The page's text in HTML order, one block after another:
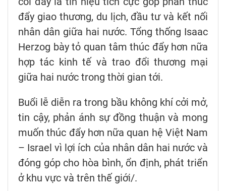
đẩy giao thương, du lịch, đầu tư và kết nối
nhân dân giữa hai nước. Tổng thống Isaac
Herzog bày tỏ quan tâm thúc đẩy hơn nữa
hợp tác kinh tế và trao đổi thương mại
giữa hai nước trong thời gian tới.
Buổi lễ diễn ra trong bầu không khí cởi mở,
tin cậy, phản ánh sự đồng thuận và mong
muốn thúc đẩy hơn nữa quan hệ Việt Nam
– Israel vì lợi ích của nhân dân hai nước và
đóng góp cho hòa bình, ổn định, phát triển
ở khu vực và trên thế giới/.